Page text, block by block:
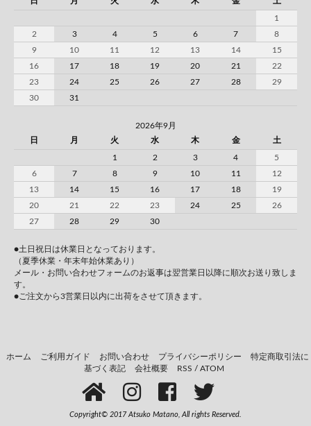
1
2
3 4 5 6 7
8
9
10 11 12 13 14
15
16
17 18 19 20 21
22
23
24 25 26 27 28
29
30
31
2026年9月
日
月 火 水 木 金 土
1 2 3 4
5
6
7 8 9 10 11
12
13
14 15 16 17 18
19
20
21 22 23 24 25
26
27
28 29 30
●土日祝日は休業日となっております。
（夏季休業・年末年始休業あり）
メール・お問い合わせフォームのお返事は翌営業日以降に順次お送り致しま
す。
●ご注文から3営業日以内に出荷をさせて頂きます。
ホーム ご利用ガイド お問い合わせ プライバシーポリシー
特定商取引法に
基づく表記
会社概要 RSS / ATOM
Copyright© 2017 Atsuko Matano, All rights Reserved.